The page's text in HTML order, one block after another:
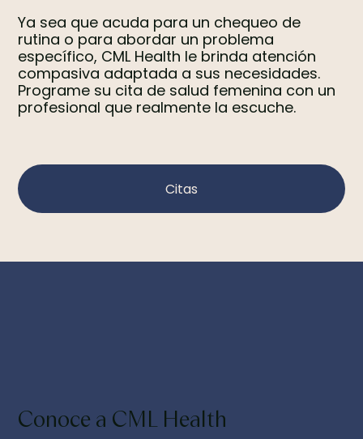
Ya sea que acuda para un chequeo de
rutina o para abordar un problema
específico, CML Health le brinda atención
compasiva adaptada a sus necesidades.
Programe su cita de salud femenina con un
profesional que realmente la escuche.
Citas
Conoce a CML Health